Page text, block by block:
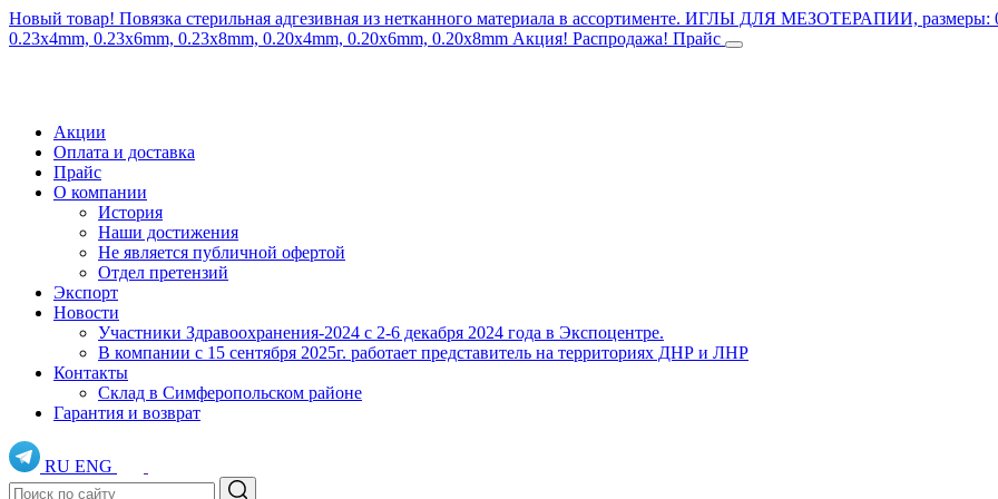
Новый товар! Повязка стерильная адгезивная из нетканного материала в ассортименте. ИГЛЫ ДЛЯ МЕЗОТЕРАПИИ, размеры:
0.23x4mm, 0.23x6mm, 0.23x8mm, 0.20x4mm, 0.20x6mm, 0.20x8mm Акция! Распродажа! Прайс
Акции
Оплата и доставка
Прайс
О компании
История
Наши достижения
Не является публичной офертой
Отдел претензий
Экспорт
Новости
Участники Здравоохранения-2024 с 2-6 декабря 2024 года в Экспоцентре.
В компании с 15 сентября 2025г. работает представитель на территориях ДНР и ЛНР
Контакты
Склад в Симферопольском районе
Гарантия и возврат
RU ENG